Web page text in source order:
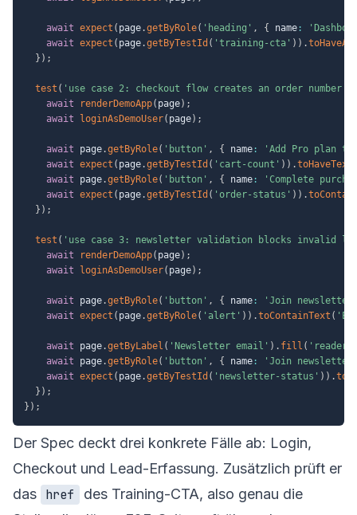
await expect ( page.getByRole( 'heading' , { name :
await expect ( page.getByTestId ( 'training-cta' ) ) .
} ) ;
test ( 'use case 2: checkout flow creates an order number'
await
renderDemoApp( page) ;
await
loginAsDemoUser( page) ;
await page.getByRole( 'button' , { name :
'Add Pro plan
await expect ( page.getByTestId ( 'cart-count' ) ) .toHaveText
await page.getByRole( 'button' , { name :
'Complete
await expect ( page.getByTestId ( 'order-status' ) ) .
} ) ;
test ( 'use case 3: newsletter validation blocks invalid
await
renderDemoApp( page) ;
await
loginAsDemoUser( page) ;
await page.getByRole( 'button' , { name :
'Join
await expect ( page.getByRole( 'alert' ) ) .toContainText (
await page.getByLabel ( 'Newsletter email' ) . fill (
await page.getByRole( 'button' , { name :
'Join
await expect ( page.getByTestId ( 'newsletter-status' ) ) .
} ) ;
} ) ;
Der Spec deckt drei konkrete Fälle ab: Login,
Checkout und Lead-Erfassung. Zusätzlich prüft er
das href
des Training-CTA, also genau die